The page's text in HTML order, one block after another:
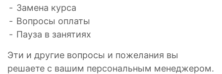
Замена курса
Вопросы оплаты
Пауза в занятиях
Эти и другие вопросы и пожелания вы
решаете с вашим персональным менеджером.